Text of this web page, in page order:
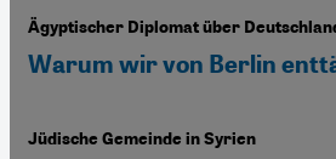
Ägyptischer Diplomat über
Warum wir von Berlin
Jüdische Gemeinde in Syrien